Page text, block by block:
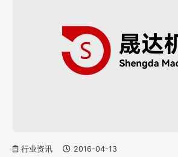
行业资讯 2016-04-13